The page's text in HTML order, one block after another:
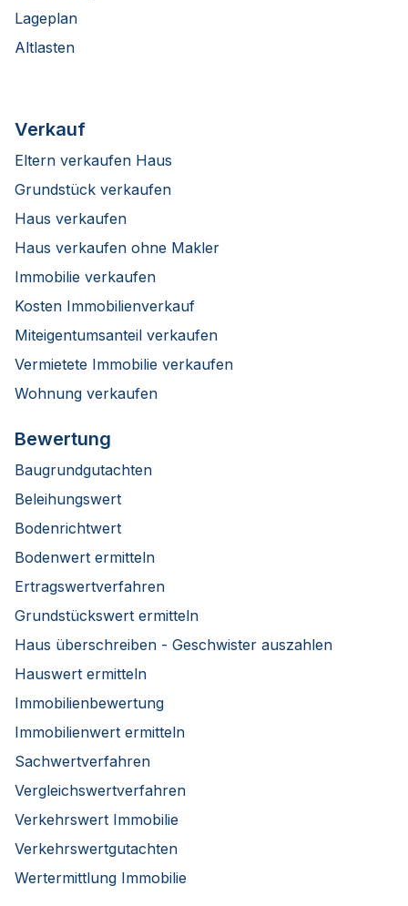
Lageplan
Altlasten
Verkauf
Eltern verkaufen Haus
Grundstück verkaufen
Haus verkaufen
Haus verkaufen ohne Makler
Immobilie verkaufen
Kosten Immobilienverkauf
Miteigentumsanteil verkaufen
Vermietete Immobilie verkaufen
Wohnung verkaufen
Bewertung
Baugrundgutachten
Beleihungswert
Bodenrichtwert
Bodenwert ermitteln
Ertragswertverfahren
Grundstückswert ermitteln
Haus überschreiben - Geschwister auszahlen
Hauswert ermitteln
Immobilienbewertung
Immobilienwert ermitteln
Sachwertverfahren
Vergleichswertverfahren
Verkehrswert Immobilie
Verkehrswertgutachten
Wertermittlung Immobilie